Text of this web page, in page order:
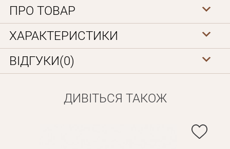
ПРО ТОВАР
ХАРАКТЕРИСТИКИ
ВІДГУКИ(0)
ДИВІТЬСЯ ТАКОЖ